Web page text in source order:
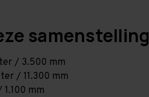
samenstelling
/ 3.500 mm
/ 11.300 mm
mm